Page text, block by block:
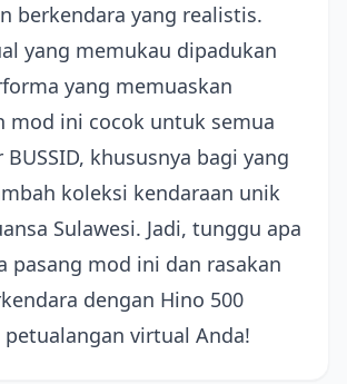
berkendara yang realistis.
yang memukau dipadukan
yang memuaskan
mod ini cocok untuk semua
khususnya bagi yang
koleksi kendaraan unik
Sulawesi. Jadi, tunggu apa
pasang mod ini dan rasakan
dengan Hino 500
petualangan virtual Anda!